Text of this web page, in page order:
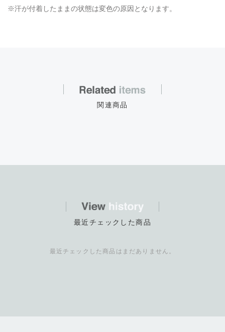
※汗が付着したままの状態は変色の原因となります。
関連商品
最近チェックした商品
最近チェックした商品はまだありません。